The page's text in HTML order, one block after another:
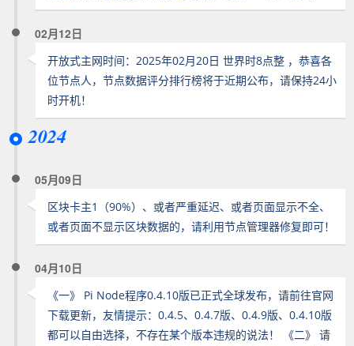
02月12日
开放式主网时间：2025年02月20日 世界时8点整 ，恭喜各
位节点人，节点数据评分排行榜将于近期公布，请保持24小
时开机！
2024
05月09日
区块卡主1（90%）、或者严重延迟、或者页面显示不全、
或者页面不显示区块数据的，请利用节点管理器修复即可！
04月10日
《一》 Pi Node程序0.4.10版已正式全球发布，请前往官网
下载更新，友情提示：0.4.5、0.4.7版、0.4.9版、0.4.10版
都可以自由选择，不存在某个版本违规的说法！ 《二》 请